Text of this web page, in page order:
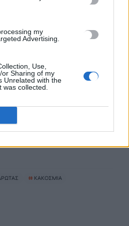
my
Advertising.
Use,
Sharing of my
Unrelated with the
collected.
μέτρα στην Κρήτη για την
Αυγούστου για τρίτεκνες και
# ΚΑΚΟΣΜΙΑ